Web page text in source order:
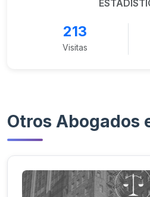
213
Visitas
Otros Abogados